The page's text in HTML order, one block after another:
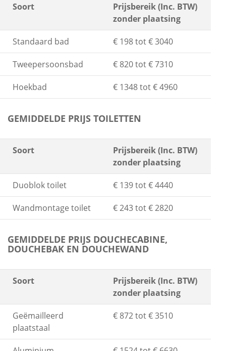
Soort
Prijsbereik (Inc. BTW)
zonder plaatsing
Standaard bad € 198 tot € 3040
Tweepersoonsbad € 820 tot € 7310
Hoekbad € 1348 tot € 4960
GEMIDDELDE PRIJS TOILETTEN
Soort
Prijsbereik (Inc. BTW)
zonder plaatsing
Duoblok toilet € 139 tot € 4440
Wandmontage toilet € 243 tot € 2820
GEMIDDELDE PRIJS DOUCHECABINE,
DOUCHEBAK EN DOUCHEWAND
Soort
Prijsbereik (Inc. BTW)
zonder plaatsing
Geëmailleerd
plaatstaal
€ 872 tot € 3510